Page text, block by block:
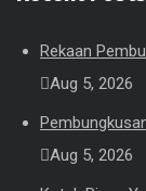
Rekaan
Aug 5, 2026
Aug 5, 2026